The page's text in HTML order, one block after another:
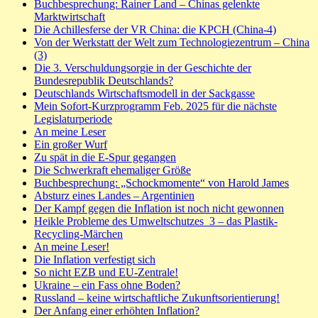
Buchbesprechung: Rainer Land – Chinas gelenkte
Marktwirtschaft
Die Achillesferse der VR China: die KPCH (China-4)
Von der Werkstatt der Welt zum Technologiezentrum – China
(3)
Die 3. Verschuldungsorgie in der Geschichte der
Bundesrepublik Deutschlands?
Deutschlands Wirtschaftsmodell in der Sackgasse
Mein Sofort-Kurzprogramm Feb. 2025 für die nächste
Legislaturperiode
An meine Leser
Ein großer Wurf
Zu spät in die E-Spur gegangen
Die Schwerkraft ehemaliger Größe
Buchbesprechung: „Schockmomente“ von Harold James
Absturz eines Landes – Argentinien
Der Kampf gegen die Inflation ist noch nicht gewonnen
Heikle Probleme des Umweltschutzes_3 – das Plastik-
Recycling-Märchen
An meine Leser!
Die Inflation verfestigt sich
So nicht EZB und EU-Zentrale!
Ukraine – ein Fass ohne Boden?
Russland – keine wirtschaftliche Zukunftsorientierung!
Der Anfang einer erhöhten Inflation?